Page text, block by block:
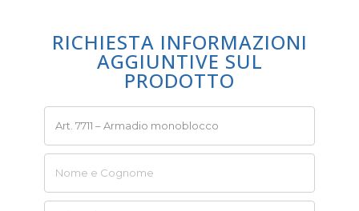
RICHIESTA INFORMAZIONI
AGGIUNTIVE SUL
PRODOTTO